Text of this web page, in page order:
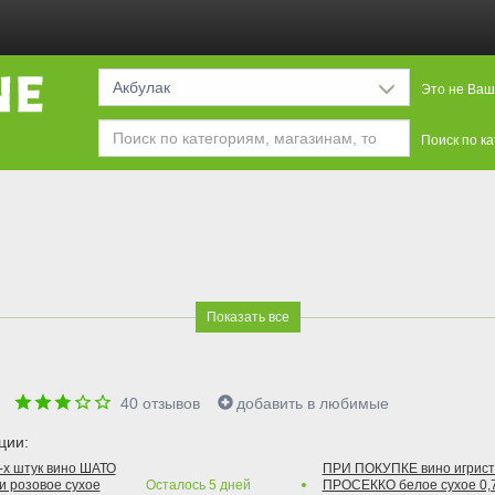
Акбулак Это не Ваш
Поиск по
Показать все
40отзывов добавить в любимые
х штук вино ШАТО
сухое
Осталось 5 дней
ПРИ ПОКУПКЕ вино
ПРОСЕККО белое сухое